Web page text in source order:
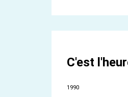
C'est
1990